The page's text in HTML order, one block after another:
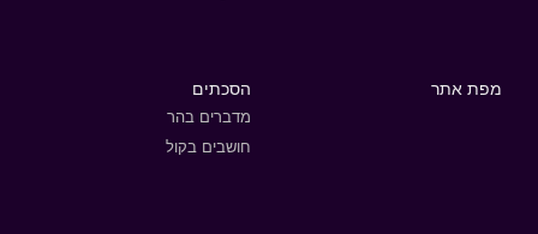
מפת אתר הסכתים
מדברים בהר
חושבים בקול